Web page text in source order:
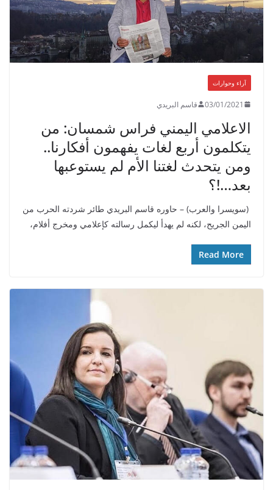
آراء وحوارات
03/01/2021 قاسم البريدي
الاعلامي اليمني فراس شمسان: من
يتكلمون أربع لغات يفهمون أفكارنا..
ومن يتحدث لغتنا الأم لم يستوعبها
بعد…!؟
(سويسرا والعرب) – حاوره قاسم البريدي طائر شردته الحرب من
اليمن الجريح، لكنه لم يهدأ ليكمل رسالته كإعلامي ومخرج أفلام،
Read More